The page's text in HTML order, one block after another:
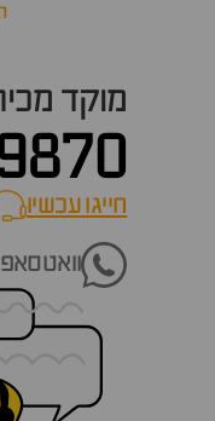
מוקד
חייגו עכשיו
וואטסאפ - 054-